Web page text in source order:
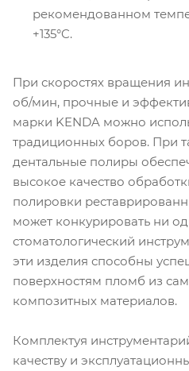
рекомендованном
+135°C.
При скоростях вращения
об/мин, прочные и
марки KENDA можно
традиционных боров. При
дентальные полиры
высокое качество
полировки
может конкурировать ни
стоматологический
эти изделия способны
поверхностям пломб из
композитных материалов.
Комплектуя
качеству и